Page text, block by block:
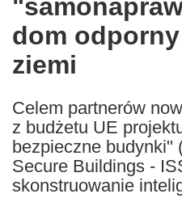
dom
ziemi
Celem partnerów
z budżetu UE
bezpieczne budynki"
Secure Buildings -
skonstruowanie